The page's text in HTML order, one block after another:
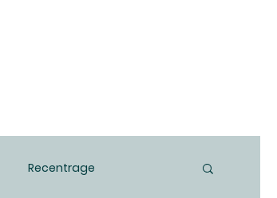
Recentrage